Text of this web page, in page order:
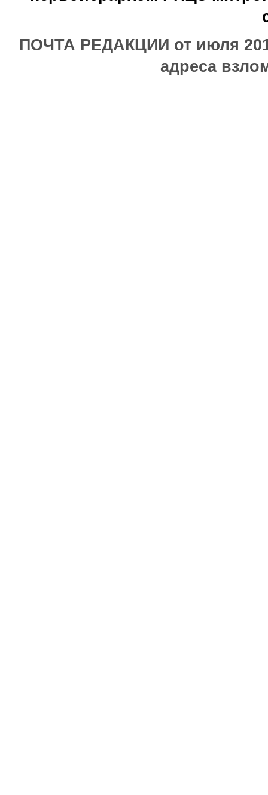
ПОЧТА РЕДАКЦИИ от июля
адреса